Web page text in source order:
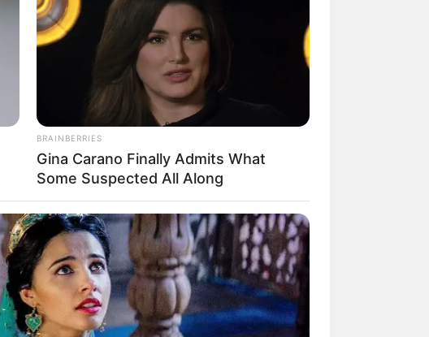
Pelanggan Ini Bikin Auto
Merinding
BRAINBERRIES
Gina Carano Finally Admits What
Some Suspected All Along